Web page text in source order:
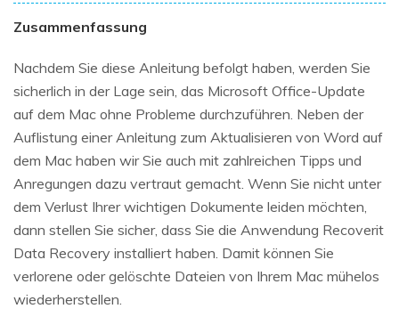
Zusammenfassung
Nachdem Sie diese Anleitung befolgt haben, werden Sie
sicherlich in der Lage sein, das Microsoft Office-Update
auf dem Mac ohne Probleme durchzuführen. Neben der
Auflistung einer Anleitung zum Aktualisieren von Word auf
dem Mac haben wir Sie auch mit zahlreichen Tipps und
Anregungen dazu vertraut gemacht. Wenn Sie nicht unter
dem Verlust Ihrer wichtigen Dokumente leiden möchten,
dann stellen Sie sicher, dass Sie die Anwendung Recoverit
Data Recovery installiert haben. Damit können Sie
verlorene oder gelöschte Dateien von Ihrem Mac mühelos
wiederherstellen.